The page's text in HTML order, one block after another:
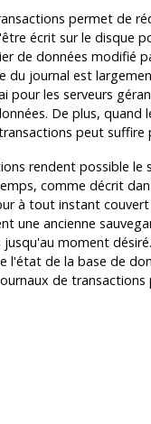
permet de
écrit sur le disque
de données modifié
du journal est
pour les serveurs
De plus,
peut suffire
rendent possible
comme décrit
à tout instant
une ancienne
moment
l'état de la base de
de